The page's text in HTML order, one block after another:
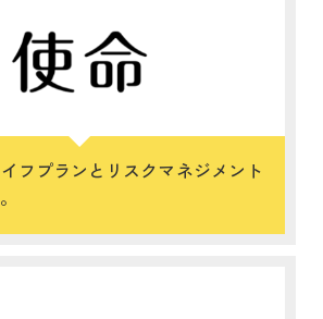
フプランとリスクマネジメント